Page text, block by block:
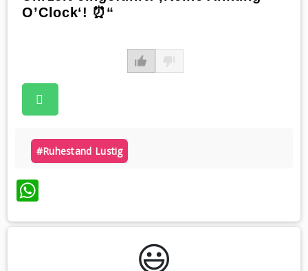
O’Clock‘! ⏰“
#ruhestand Lustig
WhatsApp
😃️